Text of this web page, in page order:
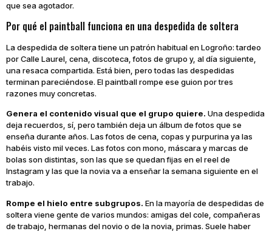
que sea agotador.
Por qué el paintball funciona en una despedida de soltera
La despedida de soltera tiene un patrón habitual en Logroño: tardeo
por Calle Laurel, cena, discoteca, fotos de grupo y, al día siguiente,
una resaca compartida. Está bien, pero todas las despedidas
terminan pareciéndose. El paintball rompe ese guion por tres
razones muy concretas.
Genera el contenido visual que el grupo quiere. Una despedida
deja recuerdos, sí, pero también deja un álbum de fotos que se
enseña durante años. Las fotos de cena, copas y purpurina ya las
habéis visto mil veces. Las fotos con mono, máscara y marcas de
bolas son distintas, son las que se quedan fijas en el reel de
Instagram y las que la novia va a enseñar la semana siguiente en el
trabajo.
Rompe el hielo entre subgrupos. En la mayoría de despedidas de
soltera viene gente de varios mundos: amigas del cole, compañeras
de trabajo, hermanas del novio o de la novia, primas. Suele haber